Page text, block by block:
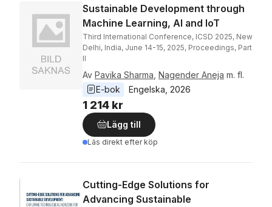
Sustainable Development through
Machine Learning, AI and IoT
Third International Conference, ICSD 2025, New
Delhi, India, June 14-15, 2025, Proceedings, Part
II
Av Pavika Sharma Nagender Aneja m. fl.
E-bok
Engelska 2026
1 214 kr
Lägg till
Läs direkt efter köp
Cutting-Edge Solutions for
Advancing Sustainable